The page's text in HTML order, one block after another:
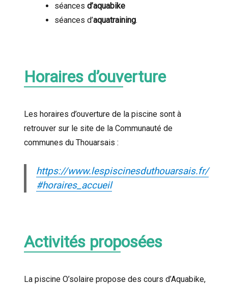
séances d’aquabike
séances d’aquatraining.
Horaires d’ouverture
Les horaires d’ouverture de la piscine sont à
retrouver sur le site de la Communauté de
communes du Thouarsais :
https://www.lespiscinesduthouarsais.fr/
#horaires_accueil
Activités proposées
La piscine O’solaire propose des cours d’Aquabike,